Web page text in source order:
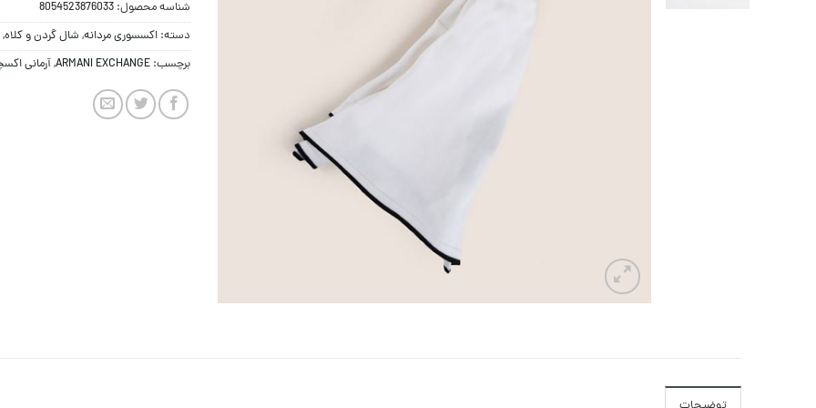
شناسه محصول: 8054523876033
دسته: اکسسوری مردانه, شال گردن و کلاه,
برچسب: ARMANI EXCHANGE
,آرمانی